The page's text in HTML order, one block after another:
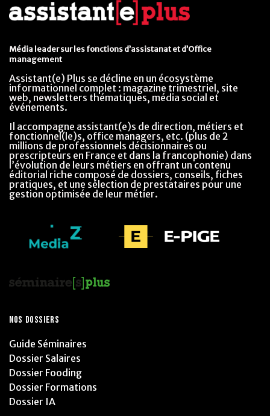
Média leader sur les fonctions d’assistanat et d’Office
management
Assistant(e) Plus se décline en un écosystème
informationnel complet : magazine trimestriel, site
web, newsletters thématiques, média social et
événements.
Il accompagne assistant(e)s de direction, métiers et
fonctionnel(le)s, office managers, etc. (plus de 2
millions de professionnels décisionnaires ou
prescripteurs en France et dans la francophonie) dans
l’évolution de leurs métiers en offrant un contenu
éditorial riche composé de dossiers, conseils, fiches
pratiques, et une sélection de prestataires pour une
gestion optimisée de leur métier.
NOS DOSSIERS
Guide Séminaires
Dossier Salaires
Dossier Fooding
Dossier Formations
Dossier IA